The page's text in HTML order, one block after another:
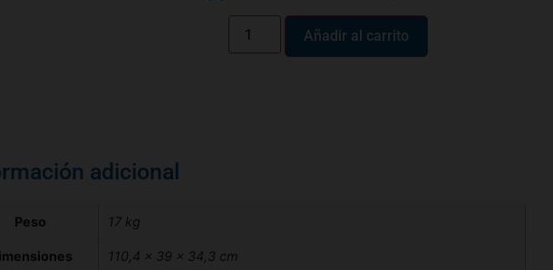
Añadir al carrito
adicional
Peso 17 kg
110,4 × 39 × 34,3 cm